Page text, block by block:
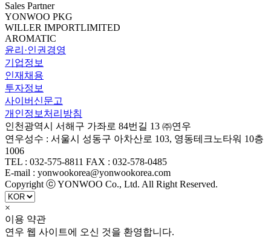
Sales Partner
YONWOO PKG
WILLER IMPORTLIMITED
AROMATIC
윤리·인권경영
기업정보
인재채용
투자정보
사이버신문고
개인정보처리방침
인천광역시 서해구 가좌로 84번길 13 ㈜연우
연우성수 : 서울시 성동구 아차산로 103, 영동테크노타워 10층
1006
TEL : 032-575-8811 FAX : 032-578-0485
E-mail : yonwookorea@yonwookorea.com
Copyright ⓒ YONWOO Co., Ltd. All Right Reserved.
×
이용 약관
연우 웹 사이트에 오신 것을 환영합니다.